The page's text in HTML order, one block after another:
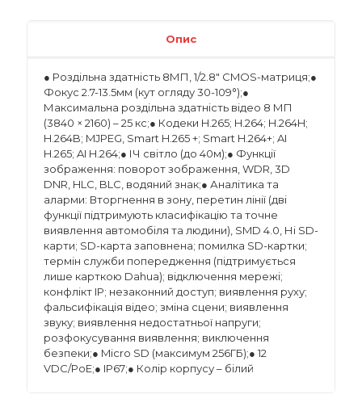
Опис
● Роздільна здатність 8МП, 1/2.8″ CMOS-матриця;●
Фокус 2.7-13.5мм (кут огляду 30-109°);●
Максимальна роздільна здатність відео 8 МП
(3840 × 2160) – 25 кс;● Кодеки H.265; H.264; H.264H;
H.264B; MJPEG, Smart H.265 +; Smart H.264+; AI
H.265; AI H.264;● ІЧ світло (до 40м);● Функції
зображення: поворот зображення, WDR, 3D
DNR, HLC, BLC, водяний знак;● Аналітика та
аларми: Вторгнення в зону, перетин лінії (дві
функції підтримують класифікацію та точне
виявлення автомобіля та людини), SMD 4.0, Ні SD-
карти; SD-карта заповнена; помилка SD-картки;
термін служби попередження (підтримується
лише карткою Dahua); відключення мережі;
конфлікт IP; незаконний доступ; виявлення руху;
фальсифікація відео; зміна сцени; виявлення
звуку; виявлення недостатньої напруги;
розфокусування виявлення; виключення
безпеки;● Micro SD (максимум 256ГБ);● 12
VDC/PoE;● IP67;● Колір корпусу – білий